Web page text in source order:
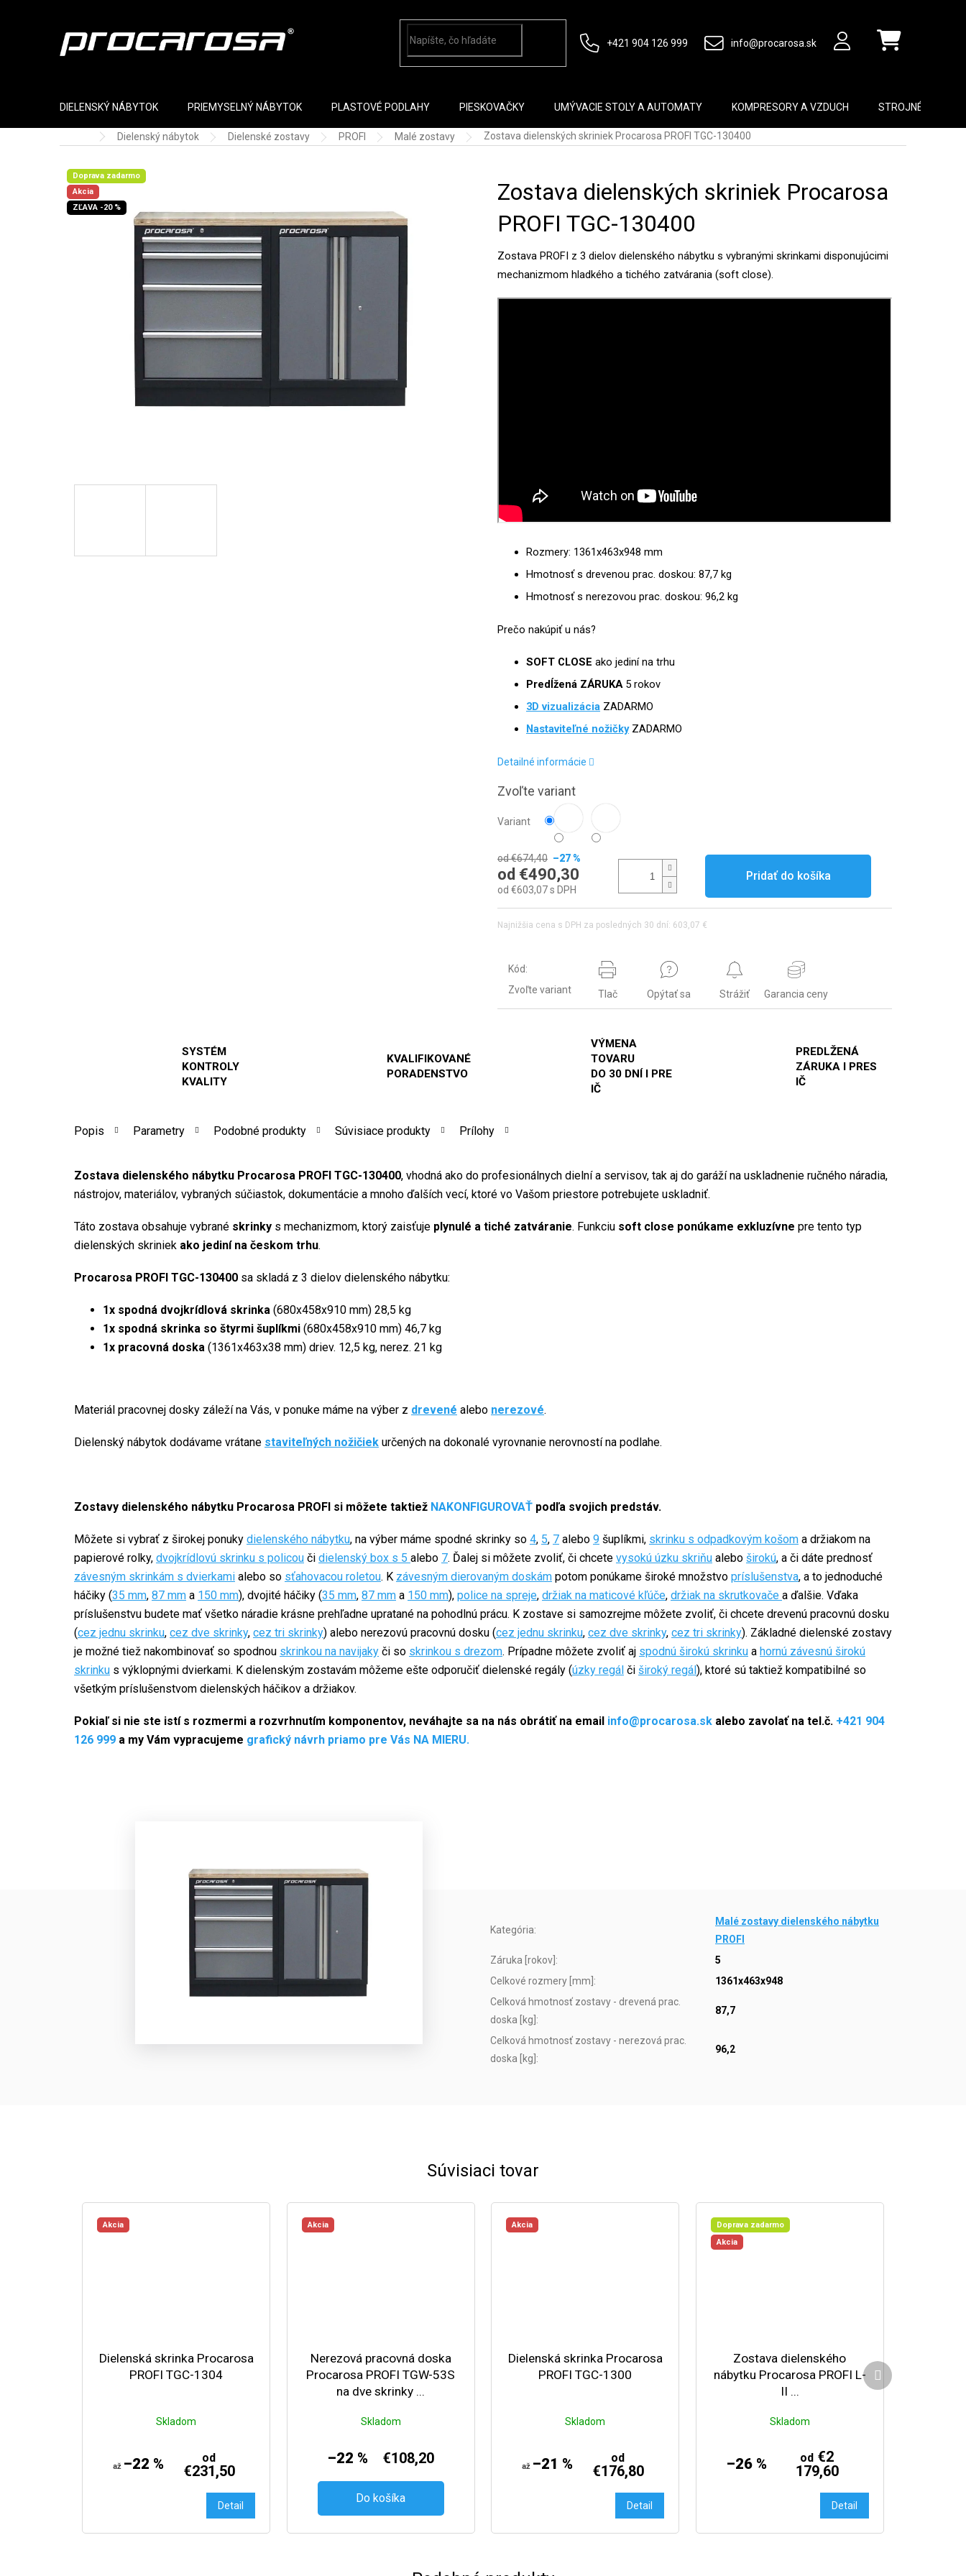
+421 904 126 999 info@procarosa.sk Nákupný košík
DIELENSKÝ NÁBYTOK PRIEMYSELNÝ NÁBYTOK PLASTOVÉ PODLAHY PIESKOVAČKY UMÝVACIE STOLY A AUTOMATY KOMPRESORY A VZDUCH STROJNÉ
Domov Dielenský nábytok Dielenské zostavy PROFI Malé zostavy Zostava dielenských skriniek Procarosa PROFI TGC-130400
Doprava zadarmo
Akcia
ZĽAVA -20 %
Zostava dielenských skriniek Procarosa
PROFI TGC-130400
Zostava PROFI z 3 dielov dielenského nábytku s vybranými skrinkami disponujúcimi
mechanizmom hladkého a tichého zatvárania (soft close).
Rozmery: 1361x463x948 mm
Hmotnosť s drevenou prac. doskou: 87,7 kg
Hmotnosť s nerezovou prac. doskou: 96,2 kg
Prečo nakúpiť u nás?
SOFT CLOSE ako jediní na trhu
Predĺžená ZÁRUKA5 rokov
3D vizualizácia ZADARMO
Nastaviteľné nožičkyZADARMO
Detailné informácie
Zvoľte variant
Variant
od €674,40 –27 %
od €490,30
od €603,07s DPH
Pridať do košíka
Najnižšia cena s DPH za posledných 30 dní: 603,07 €
Kód:
Zvoľte variant
Tlač Opýtať sa Strážiť Garancia ceny
KVALIFIKOVANÉ
PORADENSTVO
VÝMENA
TOVARU
DO 30 DNÍ I PRE
IČ
PREDLŽENÁ
ZÁRUKA I PRES
IČ
SYSTÉM
KONTROLY
KVALITY
Popis Parametry Podobné produkty Súvisiace produkty Prílohy
Zostava dielenského nábytku Procarosa PROFI TGC-130400, vhodná ako do profesionálnych dielní a servisov, tak aj do garáží na uskladnenie ručného náradia,
nástrojov, materiálov, vybraných súčiastok, dokumentácie a mnoho ďalších vecí, ktoré vo Vašom priestore potrebujete uskladniť.
Táto zostava obsahuje vybrané skrinky s mechanizmom, ktorý zaisťuje plynulé a tiché zatváranie. Funkciu soft close ponúkame exkluzívne pre tento typ
dielenských skriniek ako jediní na českom trhu.
Procarosa PROFI TGC-130400 sa skladá z 3 dielov dielenského nábytku:
1x spodná dvojkrídlová skrinka (680x458x910 mm) 28,5 kg
1x spodná skrinka so štyrmi šuplíkmi (680x458x910 mm) 46,7 kg
1x pracovná doska (1361x463x38 mm) driev. 12,5 kg, nerez. 21 kg
Materiál pracovnej dosky záleží na Vás, v ponuke máme na výber z drevené alebo nerezové.
Dielenský nábytok dodávame vrátane staviteľných nožičiek určených na dokonalé vyrovnanie nerovností na podlahe.
Zostavy dielenského nábytku Procarosa PROFI si môžete taktiež NAKONFIGUROVAŤ podľa svojich predstáv.
Môžete si vybrať z širokej ponuky dielenského nábytku, na výber máme spodné skrinky so 4, 5, 7 alebo 9 šuplíkmi, skrinku s odpadkovým košom a držiakom na
papierové rolky, dvojkrídlovú skrinku s policou či dielenský box s 5 alebo 7. Ďalej si môžete zvoliť, či chcete vysokú úzku skriňu alebo širokú, a či dáte prednosť
závesným skrinkám s dvierkami alebo so sťahovacou roletou. K závesným dierovaným doskám potom ponúkame široké množstvo príslušenstva, a to jednoduché
háčiky (35 mm, 87 mm a 150 mm), dvojité háčiky (35 mm, 87 mm a 150 mm), police na spreje, držiak na maticové kľúče, držiak na skrutkovače a ďalšie. Vďaka
príslušenstvu budete mať všetko náradie krásne prehľadne upratané na pohodlnú prácu. K zostave si samozrejme môžete zvoliť, či chcete drevenú pracovnú dosku
(cez jednu skrinku, cez dve skrinky, cez tri skrinky) alebo nerezovú pracovnú dosku (cez jednu skrinku, cez dve skrinky, cez tri skrinky). Základné dielenské zostavy
je možné tiež nakombinovať so spodnou skrinkou na navijaky či so skrinkou s drezom. Prípadne môžete zvoliť aj spodnú širokú skrinku a hornú závesnú širokú
skrinku s výklopnými dvierkami. K dielenským zostavám môžeme ešte odporučiť dielenské regály (úzky regál či široký regál), ktoré sú taktiež kompatibilné so
všetkým príslušenstvom dielenských háčikov a držiakov.
Pokiaľ si nie ste istí s rozmermi a rozvrhnutím komponentov, neváhajte sa na nás obrátiť na email info@procarosa.sk alebo zavolať na tel.č. +421 904
126 999 a my Vám vypracujeme grafický návrh priamo pre Vás NA MIERU.
Kategória:
Malé zostavy dielenského nábytku
PROFI
Záruka [rokov] :
5
Celkové rozmery [mm] :
1361x463x948
Celková hmotnosť zostavy - drevená prac.
doska [kg] :
87,7
Celková hmotnosť zostavy - nerezová prac.
doska [kg] :
96,2
Súvisiaci tovar
Akcia
Dielenská skrinka Procarosa
PROFI TGC-1304
Skladom
až –22 % od
€231,50
Detail
Akcia
Nerezová pracovná doska
Procarosa PROFI TGW-53S
na dve skrinky ...
Skladom
–22 % €108,20
Do košíka
Akcia
Dielenská skrinka Procarosa
PROFI TGC-1300
Skladom
až –21 % od
€176,80
Detail
Doprava zadarmo
Akcia
Zostava dielenského
nábytku Procarosa PROFI L-
II ...
Skladom
–26 % od €2
179,60
Detail
Ďalší produkt